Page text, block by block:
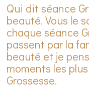
Qui dit séance
beauté. Vous le
chaque séance
passent par la
beauté et je
moments les
Grossesse.